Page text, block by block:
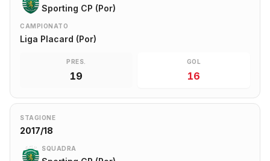
Sporting CP (Por)
CAMPIONATO
Liga Placard (Por)
PRES.
19
GOL
16
STAGIONE
2017/18
SQUADRA